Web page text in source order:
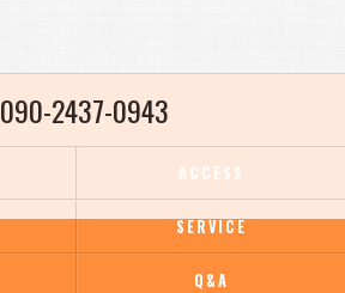
090-2437-0943
ACCESS
SERVICE
Q&A